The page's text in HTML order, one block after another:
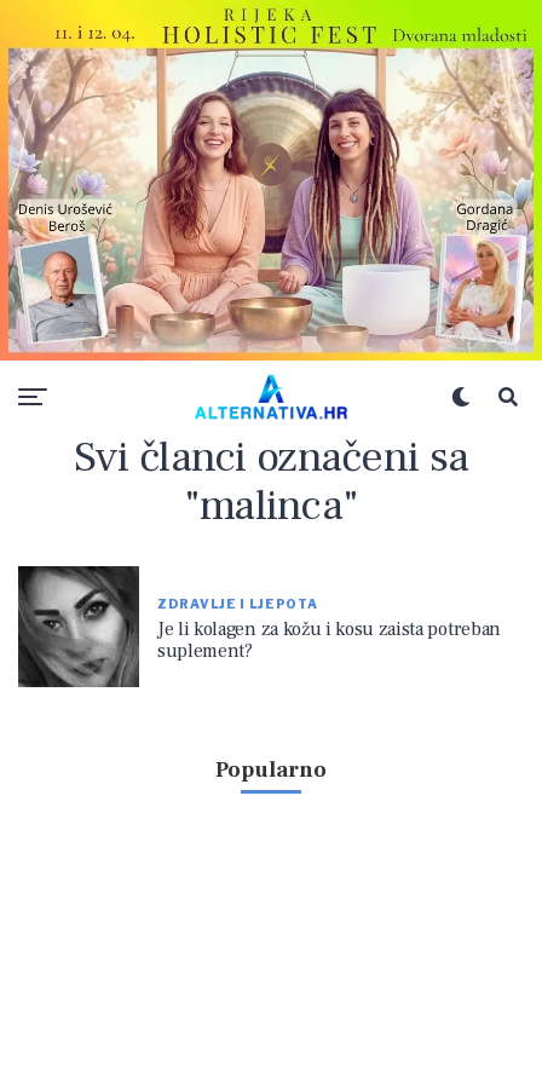
Svi članci označeni sa
"malinca"
ZDRAVLJE I LJEPOTA
Je li kolagen za kožu i kosu zaista potreban
suplement?
Popularno